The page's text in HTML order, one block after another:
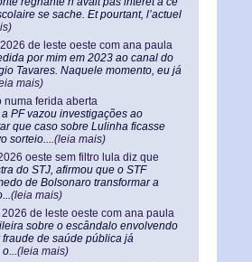
se sache. Et pourtant, l’actuel
de leste oeste com ana paula
por mim em 2023 ao canal do
Tavares. Naquele momento, eu já
mais)
numa ferida aberta
PF vazou investigações ao
que caso sobre Lulinha ficasse
sorteio....(leia mais)
oeste sem filtro lula diz que
do STJ, afirmou que o STF
de Bolsonaro transformar a
(leia mais)
de leste oeste com ana paula
sobre o escândalo envolvendo
de saúde pública já
(leia mais)